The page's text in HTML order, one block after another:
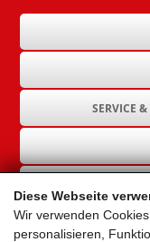
Diese Webseite
Wir verwenden
personalisieren,
SERVICE